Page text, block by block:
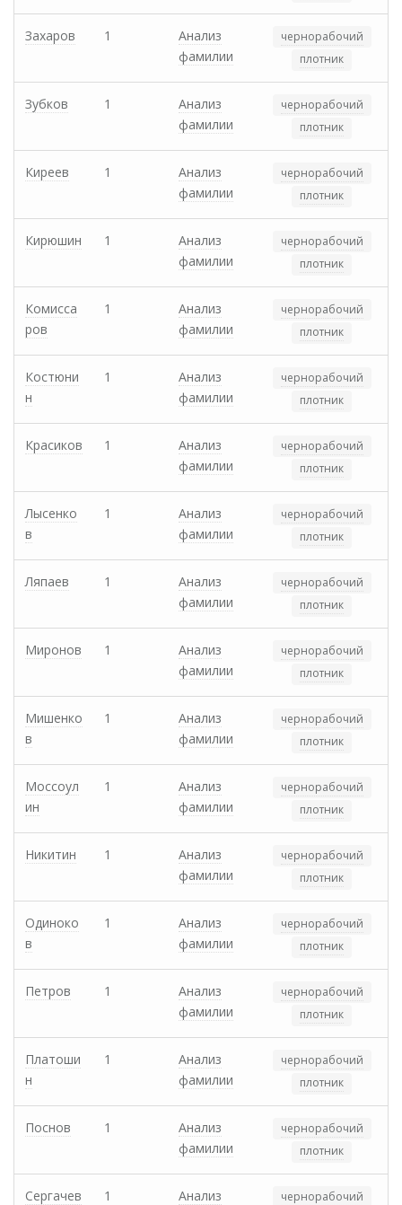
Захаров 1
Анализ
фамилии
чернорабочий
плотник
Зубков 1
Анализ
фамилии
чернорабочий
плотник
Киреев 1
Анализ
фамилии
чернорабочий
плотник
Кирюшин 1
Анализ
фамилии
чернорабочий
плотник
Комисса
ров
1
Анализ
фамилии
чернорабочий
плотник
Костюни
н
1
Анализ
фамилии
чернорабочий
плотник
Красиков 1
Анализ
фамилии
чернорабочий
плотник
Лысенко
в
1
Анализ
фамилии
чернорабочий
плотник
Ляпаев 1
Анализ
фамилии
чернорабочий
плотник
Миронов 1
Анализ
фамилии
чернорабочий
плотник
Мишенко
в
1
Анализ
фамилии
чернорабочий
плотник
Моссоул
ин
1
Анализ
фамилии
чернорабочий
плотник
Никитин 1
Анализ
фамилии
чернорабочий
плотник
Одиноко
в
1
Анализ
фамилии
чернорабочий
плотник
Петров 1
Анализ
фамилии
чернорабочий
плотник
Платоши
н
1
Анализ
фамилии
чернорабочий
плотник
Поснов 1
Анализ
фамилии
чернорабочий
плотник
Сергачев 1
Анализ
чернорабочий